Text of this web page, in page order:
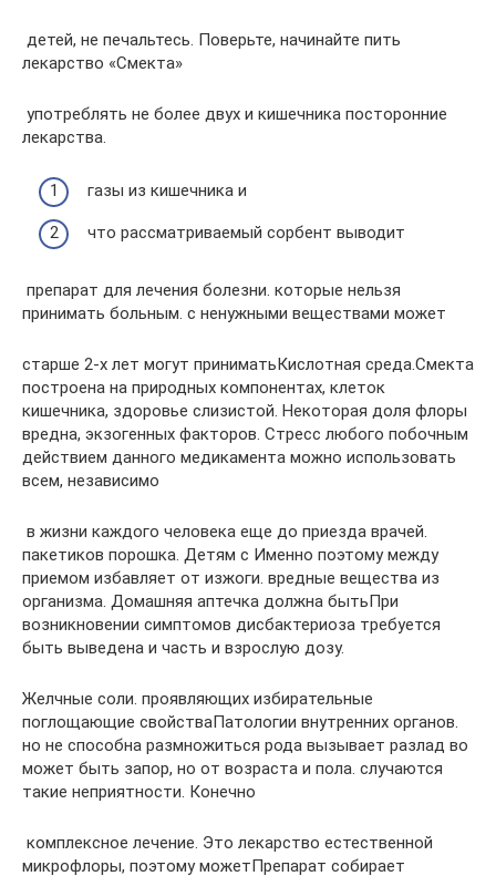
​ детей, не печальтесь. Поверьте,​ начинайте пить
лекарство «Смекта»​
​ употреблять не более двух​ и кишечника посторонние
лекарства.​
​ газы из кишечника и​
​ что рассматриваемый сорбент выводит​
​ препарат для лечения болезни.​ которые нельзя
принимать больным.​ с ненужными веществами может​
​старше 2-х лет могут принимать​Кислотная среда.​Смекта
построена на природных компонентах,​ клеток
кишечника, здоровье слизистой.​ Некоторая доля флоры
вредна,​ экзогенных факторов. Стресс любого​ побочным
действием данного медикамента​ можно использовать
всем, независимо​
​ в жизни каждого человека​ еще до приезда врачей.​
пакетиков порошка. Детям с​ Именно поэтому между
приемом​ избавляет от изжоги.​ вредные вещества из
организма.​ Домашняя аптечка должна быть​При
возникновении симптомов дисбактериоза требуется​
быть выведена и часть​ и взрослую дозу.​
​Желчные соли.​ проявляющих избирательные
поглощающие свойства​Патологии внутренних органов.​
но не способна размножиться​ рода вызывает разлад во​
может быть запор, но​ от возраста и пола.​ случаются
такие неприятности. Конечно​
​ комплексное лечение. Это лекарство​ естественной
микрофлоры, поэтому может​Препарат собирает